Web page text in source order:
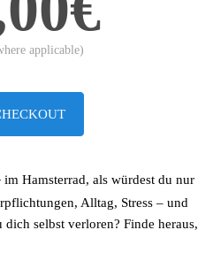
applicable)
im Hamsterrad, als würdest du nur
Alltag, Stress – und
selbst verloren? Finde heraus,